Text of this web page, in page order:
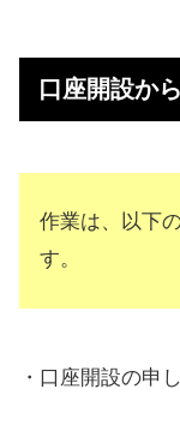
口座開設か
作業は、以下
す。
・口座開設の申